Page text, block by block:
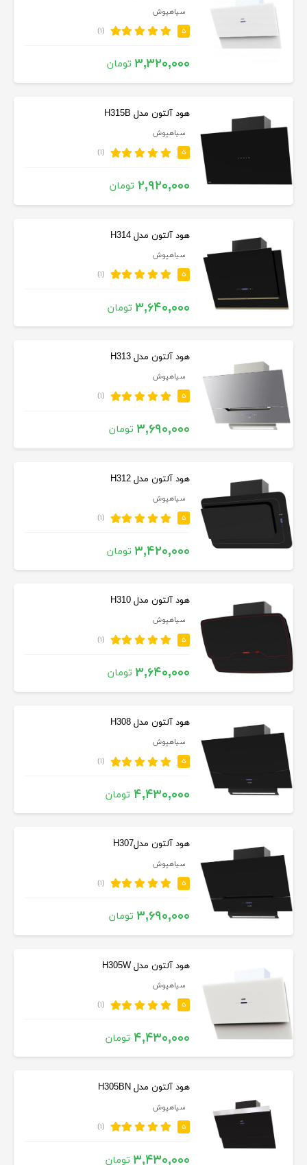
سیاهپوش
۵ (۱)
۳,۳۲۰,۰۰۰ تومان
هود آلتون مدل H315B
سیاهپوش
۵ (۱)
۲,۹۲۰,۰۰۰ تومان
هود آلتون مدل H314
سیاهپوش
۵ (۱)
۳,۶۴۰,۰۰۰ تومان
هود آلتون مدل H313
سیاهپوش
۵ (۱)
۳,۶۹۰,۰۰۰ تومان
هود آلتون مدل H312
سیاهپوش
۵ (۱)
۳,۴۲۰,۰۰۰ تومان
هود آلتون مدل H310
سیاهپوش
۵ (۱)
۳,۶۴۰,۰۰۰ تومان
هود آلتون مدل H308
سیاهپوش
۵ (۱)
۴,۴۳۰,۰۰۰ تومان
هود آلتون مدلH307
سیاهپوش
۵ (۱)
۳,۶۹۰,۰۰۰ تومان
هود آلتون مدل H305W
سیاهپوش
۵ (۱)
۴,۴۳۰,۰۰۰ تومان
هود آلتون مدل H305BN
سیاهپوش
۵ (۱)
۳,۴۳۰,۰۰۰ تومان